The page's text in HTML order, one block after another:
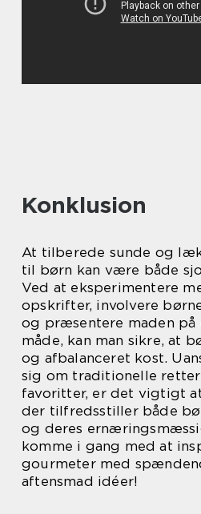
Konklusion
At tilberede sunde og
til børn kan være både
Ved at eksperimentere
opskrifter, involvere
og præsentere maden på
måde, kan man sikre, at
og afbalanceret kost.
sig om traditionelle
favoritter, er det vigtigt
der tilfredsstiller både
og deres
komme i gang med at
gourmeter med
aftensmad idéer!